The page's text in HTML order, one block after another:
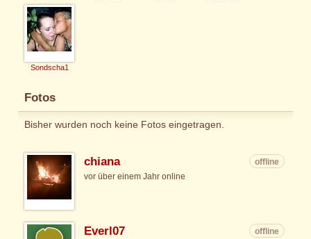
Sondscha1
Fotos
Bisher wurden noch keine Fotos eingetragen.
chiana
offline
vor über einem Jahr online
Everl07
offline